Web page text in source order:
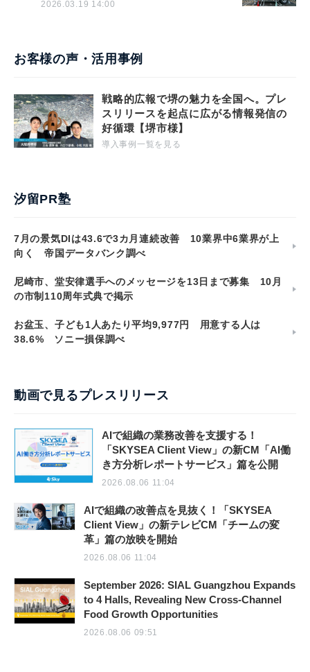
2026.03.19 14:00
お客様の声・活用事例
戦略的広報で堺の魅力を全国へ。プレ
スリリースを起点に広がる情報発信の
好循環【堺市様】
導入事例一覧を見る
汐留PR塾
7月の景気DIは43.6で3カ月連続改善 10業界中6業界が上
向く 帝国データバンク調べ
尼崎市、堂安律選手へのメッセージを13日まで募集 10月
の市制110周年式典で掲示
お盆玉、子ども1人あたり平均9,977円 用意する人は
38.6% ソニー損保調べ
動画で見るプレスリリース
AIで組織の業務改善を支援する！
「SKYSEA Client View」の新CM「AI働
き方分析レポートサービス」篇を公開
2026.08.06 11:04
AIで組織の改善点を見抜く！「SKYSEA
Client View」の新テレビCM「チームの変
革」篇の放映を開始
2026.08.06 11:04
September 2026: SIAL Guangzhou Expands
to 4 Halls, Revealing New Cross-Channel
Food Growth Opportunities
2026.08.06 09:51